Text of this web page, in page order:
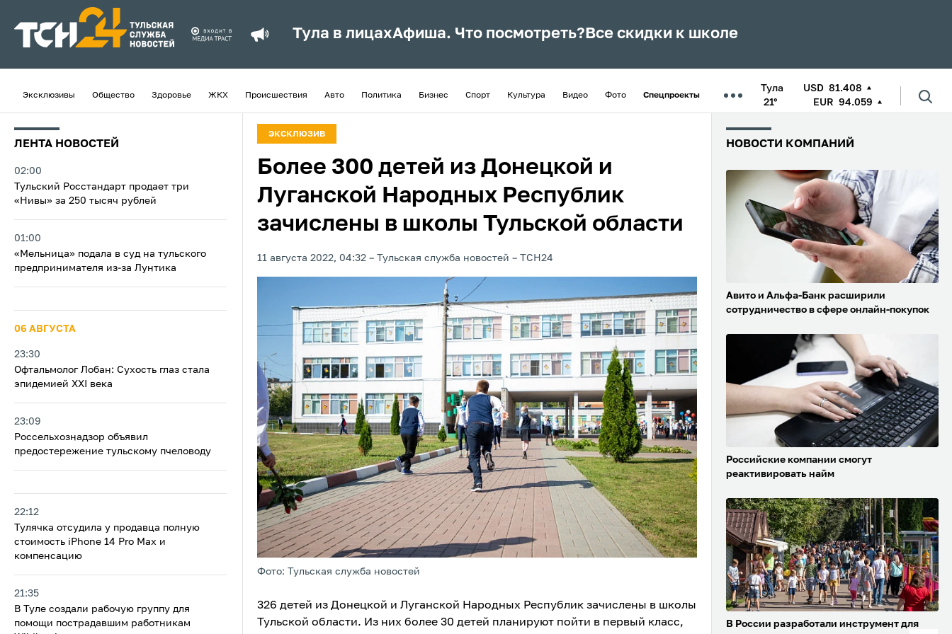
Тула в лицахАфиша. Что посмотреть? Все скидки к школе
Эксклюзивы Общество Здоровье ЖКХ Происшествия Авто Политика Бизнес Спорт Культура Видео Фото Спецпроекты
Тула
21°
USD 81.408
EUR 94.059
ЛЕНТА НОВОСТЕЙ
02:00
Тульский Росстандарт продает три
«Нивы» за 250 тысяч рублей
01:00
«Мельница» подала в суд на тульского
предпринимателя из‑за Лунтика
06 АВГУСТА
23:30
Офтальмолог Лобан: Сухость глаз стала
эпидемией XXI века
23:09
Россельхознадзор объявил
предостережение тульскому пчеловоду
22:12
Тулячка отсудила у продавца полную
стоимость iPhone 14 Pro Max и
компенсацию
21:35
В Туле создали рабочую группу для
помощи пострадавшим работникам
ЭКСКЛЮЗИВ
Более 300 детей из Донецкой и
Луганской Народных Республик
зачислены в школы Тульской области
11 августа 2022, 04:32 Тульская служба новостей ТСН24
Фото: Тульская служба новостей
326 детей из Донецкой и Луганской Народных Республик зачислены в школы
Тульской области. Из них более 30 детей планируют пойти в первый класс,
НОВОСТИ КОМПАНИЙ
Авито и Альфа-Банк расширили
сотрудничество в сфере онлайн-покупок
Российские компании смогут
реактивировать найм
В России разработали инструмент для